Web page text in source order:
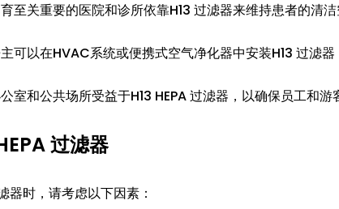
至关重要的医院和诊所依靠H13 过滤器来维持患者的清洁
可以在HVAC系统或便携式空气净化器中安装H13 过滤器
室和公共场所受益于H13 HEPA 过滤器，以确保员工和游
过滤器
器时，请考虑以下因素：